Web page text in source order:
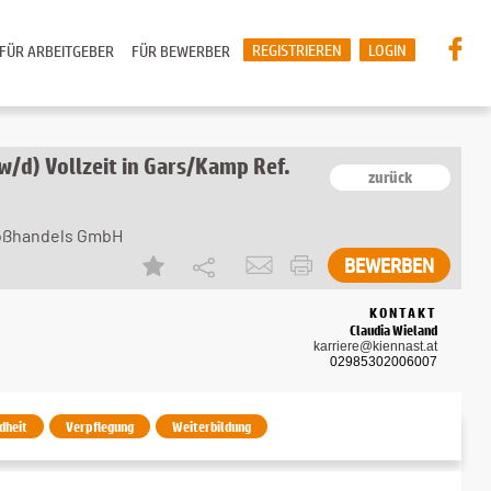
LOGIN
REGISTRIEREN
FÜR BEWERBER
FÜR ARBEITGEBER
d) Vollzeit in Gars/Kamp Ref. zurück
GmbH
BEWERBEN
KONTAKT
Claudia Wieland
karriere@kiennast.at
02985302006007
Verpflegung Weiterbildung